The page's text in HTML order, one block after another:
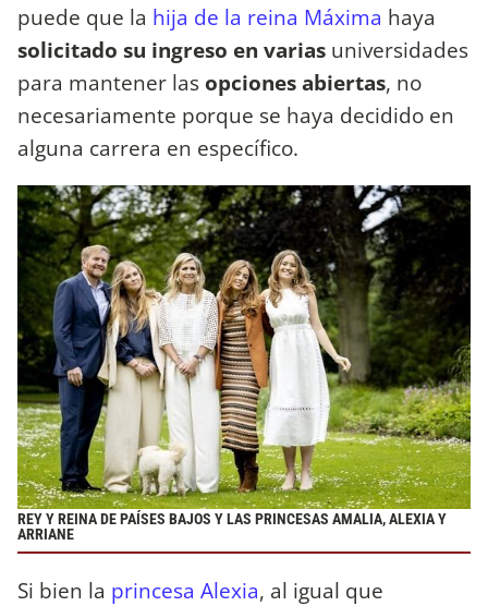
puede que la hija de la reina Máxima haya
solicitado su ingreso en varias universidades
para mantener las opciones abiertas, no
necesariamente porque se haya decidido en
alguna carrera en específico.
REY Y REINA DE PAÍSES BAJOS Y LAS PRINCESAS AMALIA, ALEXIA Y
ARRIANE
Si bien la princesa Alexia, al igual que